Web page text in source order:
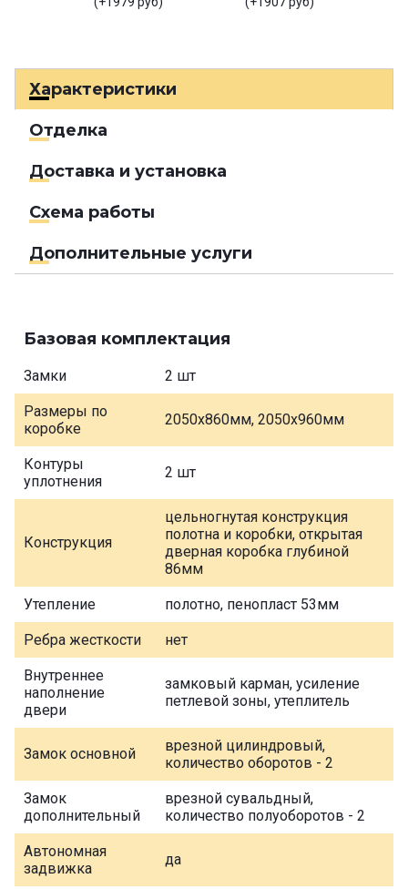
Характеристики
Отделка
Доставка и установка
Схема работы
Дополнительные услуги
Базовая комплектация
Замки 2 шт
Размеры по
коробке
2050х860мм, 2050х960мм
Контуры
уплотнения
2 шт
Конструкция
цельногнутая конструкция
полотна и коробки, открытая
дверная коробка глубиной
86мм
Утепление полотно, пенопласт 53мм
Ребра жесткости нет
Внутреннее
наполнение
двери
замковый карман, усиление
петлевой зоны, утеплитель
Замок основной
врезной цилиндровый,
количество оборотов - 2
Замок
дополнительный
врезной сувальдный,
количество полуоборотов - 2
Автономная
задвижка
да